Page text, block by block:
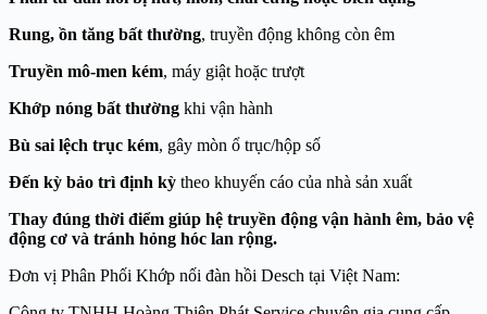
Rung, ồn tăng bất thường, truyền động không còn êm
Truyền mô-men kém, máy giật hoặc trượt
Khớp nóng bất thường khi vận hành
Bù sai lệch trục kém, gây mòn ổ trục/hộp số
Đến kỳ bảo trì định kỳ theo khuyến cáo của nhà sản xuất
Thay đúng thời điểm giúp hệ truyền động vận hành êm, bảo vệ
động cơ và tránh hỏng hóc lan rộng.
Đơn vị Phân Phối Khớp nối đàn hồi Desch tại Việt Nam: